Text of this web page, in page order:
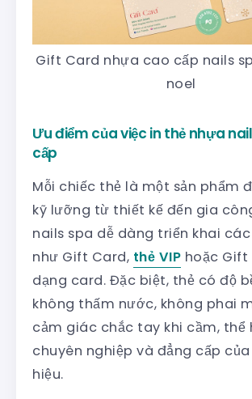
Gift Card nhựa cao cấp nails
noel
Ưu điểm của việc in thẻ nhựa
cấp
Mỗi chiếc thẻ là một sản phẩm
kỹ lưỡng từ thiết kế đến gia
nails spa dễ dàng triển khai
như Gift Card, thẻ VIP hoặc
dạng card. Đặc biệt, thẻ có độ
không thấm nước, không phai
cảm giác chắc tay khi cầm, thể
chuyên nghiệp và đẳng cấp
hiệu.